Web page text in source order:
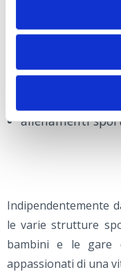
una partita di
sport di gruppo
regata velica
avventure di
competizioni
allenamenti
Indipendentemente
le varie strutture
bambini e le gare
appassionati di una